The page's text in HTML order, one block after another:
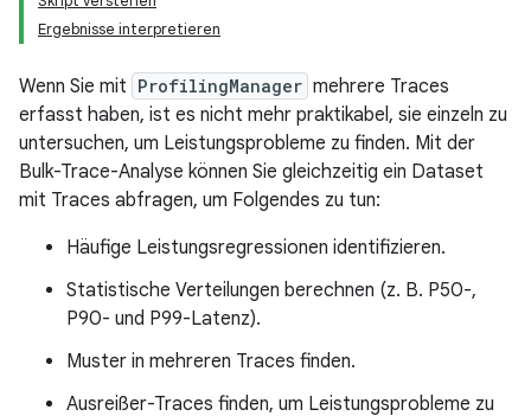
Ergebnisse interpretieren
Wenn Sie mit ProfilingManager mehrere Traces
erfasst haben, ist es nicht mehr praktikabel, sie einzeln zu
untersuchen, um Leistungsprobleme zu finden. Mit der
Bulk-Trace-Analyse können Sie gleichzeitig ein Dataset
mit Traces abfragen, um Folgendes zu tun:
Häufige Leistungsregressionen identifizieren.
Statistische Verteilungen berechnen (z. B. P50-,
P90- und P99-Latenz).
Muster in mehreren Traces finden.
Ausreißer-Traces finden, um Leistungsprobleme zu